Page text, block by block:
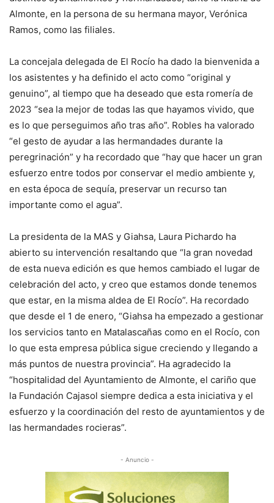
Almonte, en la persona de su hermana mayor, Verónica
Ramos, como las filiales.
La concejala delegada de El Rocío ha dado la bienvenida a
los asistentes y ha definido el acto como “original y
genuino”, al tiempo que ha deseado que esta romería de
2023 “sea la mejor de todas las que hayamos vivido, que
es lo que perseguimos año tras año”. Robles ha valorado
“el gesto de ayudar a las hermandades durante la
peregrinación” y ha recordado que “hay que hacer un gran
esfuerzo entre todos por conservar el medio ambiente y,
en esta época de sequía, preservar un recurso tan
importante como el agua”.
La presidenta de la MAS y Giahsa, Laura Pichardo ha
abierto su intervención resaltando que “la gran novedad
de esta nueva edición es que hemos cambiado el lugar de
celebración del acto, y creo que estamos donde tenemos
que estar, en la misma aldea de El Rocío”. Ha recordado
que desde el 1 de enero, “Giahsa ha empezado a gestionar
los servicios tanto en Matalascañas como en el Rocío, con
lo que esta empresa pública sigue creciendo y llegando a
más puntos de nuestra provincia”. Ha agradecido la
“hospitalidad del Ayuntamiento de Almonte, el cariño que
la Fundación Cajasol siempre dedica a esta iniciativa y el
esfuerzo y la coordinación del resto de ayuntamientos y de
las hermandades rocieras”.
- Anuncio -